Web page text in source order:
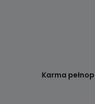
Karma